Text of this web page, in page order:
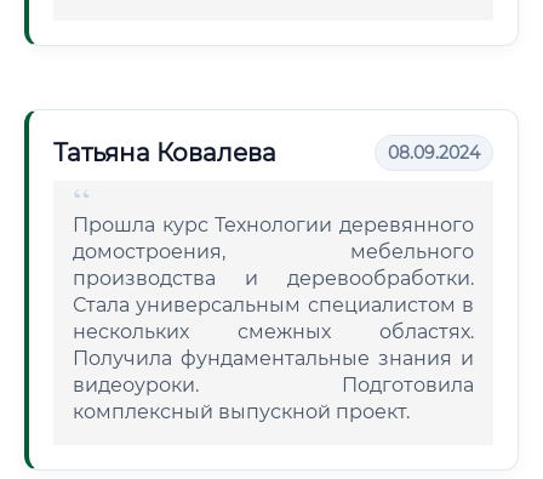
Татьяна Ковалева 08.09.2024
Прошла курс Технологии деревянного
домостроения, мебельного
производства и деревообработки.
Стала универсальным специалистом в
нескольких смежных областях.
Получила фундаментальные знания и
видеоуроки. Подготовила
комплексный выпускной проект.